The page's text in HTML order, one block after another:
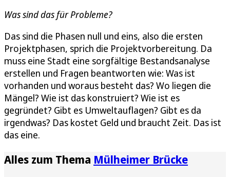
Was sind das für Probleme?
Das sind die Phasen null und eins, also die ersten
Projektphasen, sprich die Projektvorbereitung. Da
muss eine Stadt eine sorgfältige Bestandsanalyse
erstellen und Fragen beantworten wie: Was ist
vorhanden und woraus besteht das? Wo liegen die
Mängel? Wie ist das konstruiert? Wie ist es
gegründet? Gibt es Umweltauflagen? Gibt es da
irgendwas? Das kostet Geld und braucht Zeit. Das ist
das eine.
Alles zum Thema Mülheimer Brücke